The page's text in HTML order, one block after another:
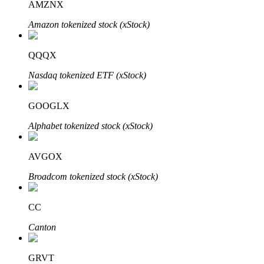
Blokady BTR
Ekskluzywne inwestycje dla posiadaczy BTR
Pożyczki
AMZNX
Amazon tokenized stock (xStock)
QQQX
Nasdaq tokenized ETF (xStock)
GOOGLX
Alphabet tokenized stock (xStock)
AVGOX
Broadcom tokenized stock (xStock)
CC
Canton
GRVT